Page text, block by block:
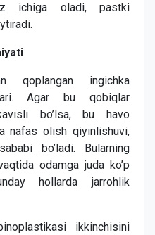
ichiga oladi, pastki
qoplangan ingichka
Agar bu qobiqlar
bo’lsa, bu havo
nafas olish qiyinlishuvi,
bo’ladi. Bularning
odamga juda ko’p
hollarda jarrohlik
ikkinchisini